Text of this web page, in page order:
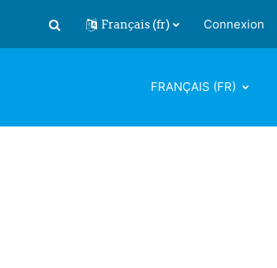
Activer/désactiver la saisie de
Français ‎(fr)‎ Connexion
FRANÇAIS ‎(FR)‎